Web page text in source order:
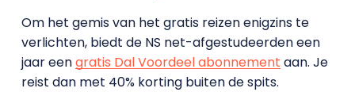
Om het gemis van het gratis reizen enigzins te
verlichten, biedt de NS net-afgestudeerden een
jaar eengratis Dal Voordeel abonnement aan. Je
reist dan met 40% korting buiten de spits.